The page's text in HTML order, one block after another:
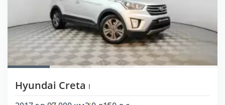
Hyundai Creta I